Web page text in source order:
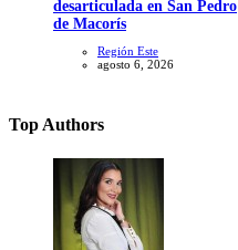
desarticulada en San Pedro
de Macorís
Región Este
agosto 6, 2026
Top Authors